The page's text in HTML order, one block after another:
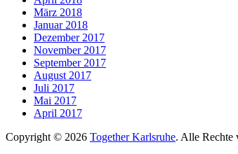
März 2018
Januar 2018
Dezember 2017
November 2017
September 2017
August 2017
Juli 2017
Mai 2017
April 2017
Copyright © 2026 Together Karlsruhe. Alle Rechte